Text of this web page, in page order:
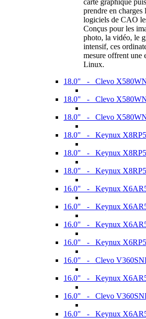
carte graphique
prendre en
logiciels de CAO
Conçus pour les
photo, la vidéo, le
intensif, ces
mesure offrent une
Linux.
18.0" - Clevo
18.0" - Clevo
18.0" - Clevo
18.0" - Keynux
18.0" - Keynux
18.0" - Keynux
16.0" - Keynux
16.0" - Keynux
16.0" - Keynux
16.0" - Keynux
16.0" - Clevo
16.0" - Keynux
16.0" - Clevo
16.0" - Keynux